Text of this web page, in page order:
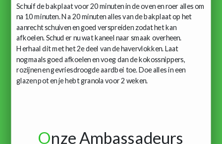
Schuif de bakplaat voor 20 minuten in de oven en roer alles om
na 10 minuten. Na 20 minuten alles van de bakplaat op het
aanrecht schuiven en goed verspreiden zodat het kan
afkoelen. Schud er nu wat kaneel naar smaak overheen.
Herhaal dit met het 2e deel van de havervlokken. Laat
nogmaals goed afkoelen en voeg dan de kokossnippers,
rozijnen en gevriesdroogde aardbei toe. Doe alles in een
glazen pot en je hebt granola voor 2 weken.
Onze Ambassadeurs